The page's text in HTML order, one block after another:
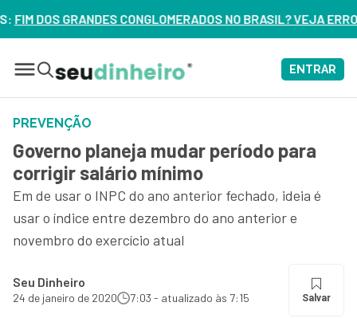
NO BRASIL? VEJA ERROS DE 3 DELES – ASSISTA
ENTRAR
PREVENÇÃO
Governo planeja mudar período para
corrigir salário mínimo
Em de usar o INPC do ano anterior fechado, ideia é
usar o índice entre dezembro do ano anterior e
novembro do exercício atual
Seu Dinheiro
24 de janeiro de 2020 7:03 - atualizado às 7:15 Salvar